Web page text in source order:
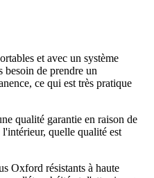
et avec un système
besoin de prendre un
ce qui est très pratique
qualité garantie en raison de
quelle qualité est
Oxford résistants à haute